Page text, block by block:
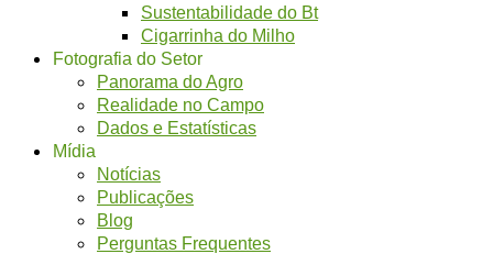
Sustentabilidade do Bt
Cigarrinha do Milho
Fotografia do Setor
Panorama do Agro
Realidade no Campo
Dados e Estatísticas
Mídia
Notícias
Publicações
Blog
Perguntas Frequentes